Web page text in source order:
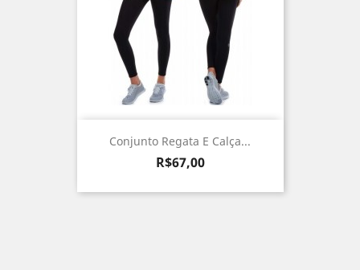
Conjunto Regata E Calça...
Preço
R$67,00